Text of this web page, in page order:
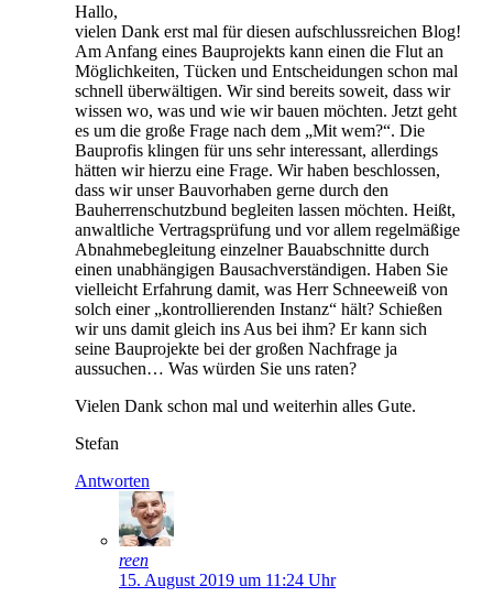
Hallo,
vielen Dank erst mal für diesen aufschlussreichen Blog!
Am Anfang eines Bauprojekts kann einen die Flut an
Möglichkeiten, Tücken und Entscheidungen schon mal
schnell überwältigen. Wir sind bereits soweit, dass wir
wissen wo, was und wie wir bauen möchten. Jetzt geht
es um die große Frage nach dem „Mit wem?“. Die
Bauprofis klingen für uns sehr interessant, allerdings
hätten wir hierzu eine Frage. Wir haben beschlossen,
dass wir unser Bauvorhaben gerne durch den
Bauherrenschutzbund begleiten lassen möchten. Heißt,
anwaltliche Vertragsprüfung und vor allem regelmäßige
Abnahmebegleitung einzelner Bauabschnitte durch
einen unabhängigen Bausachverständigen. Haben Sie
vielleicht Erfahrung damit, was Herr Schneeweiß von
solch einer „kontrollierenden Instanz“ hält? Schießen
wir uns damit gleich ins Aus bei ihm? Er kann sich
seine Bauprojekte bei der großen Nachfrage ja
aussuchen… Was würden Sie uns raten?
Vielen Dank schon mal und weiterhin alles Gute.
Stefan
Antworten
reen
15. August 2019 um 11:24 Uhr